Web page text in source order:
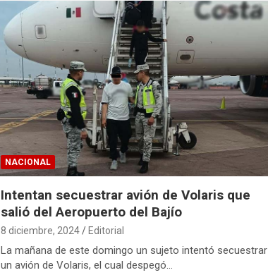
NACIONAL
Intentan secuestrar avión de Volaris que
salió del Aeropuerto del Bajío
8 diciembre, 2024 Editorial
La mañana de este domingo un sujeto intentó secuestrar
un avión de Volaris, el cual despegó…